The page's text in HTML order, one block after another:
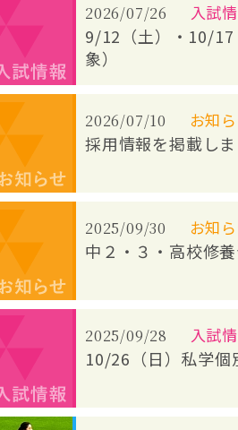
2026/07/26 入試
9/12（土）・10/17
象）
2026/07/10 お知
採用情報を掲載しま
2025/09/30 お知
中２・３・高校修
2025/09/28 入試
10/26（日）私学個